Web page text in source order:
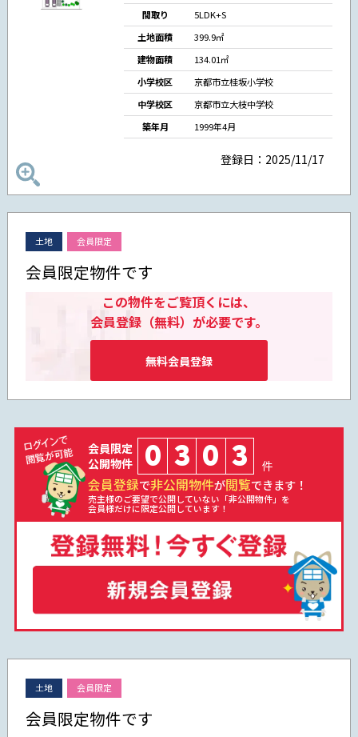
間取り
5LDK+S
土地面積
399.9㎡
建物面積
134.01㎡
小学校区
京都市立桂坂小学校
中学校区
京都市立大枝中学校
築年月
1999年4月
登録日：2025/11/17
土地 会員限定
会員限定物件です
この物件をご覧頂くには、
会員登録（無料）が必要です。
無料会員登録
会員限定
公開物件
0 3 0 3 件
会員登録で非公開物件が閲覧できます！
売主様のご要望で公開していない「非公開物件」を
会員様だけに限定公開しています！
土地 会員限定
会員限定物件です